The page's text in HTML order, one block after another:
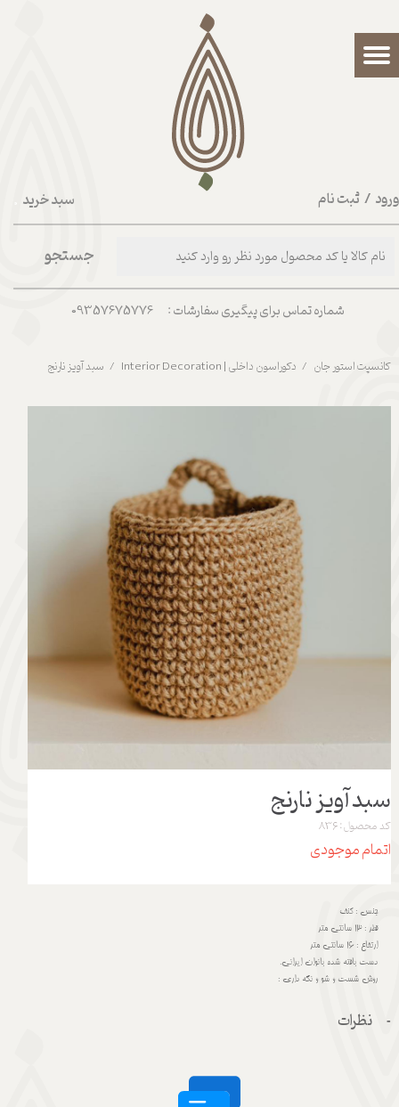
سبد خرید / ثبت نام
حساب کاربری من
تغییر گذر واژه
شماره تماس برای پیگیری سفارشات : 09357675776
جستجو
کانسپت استور جان دکوراسون داخلی | Interior Decoration سبد آویز نارنج
سبد آویز نارنج
کد محصول: 836
اتمام موجودی
جنس : کنف
قطر : 13 سانتی متر
ارتفاع : 16 سانتی متر
دست بافته شده بانوان ایرانی.
روش شست و شو و نگه داری :
نظرات